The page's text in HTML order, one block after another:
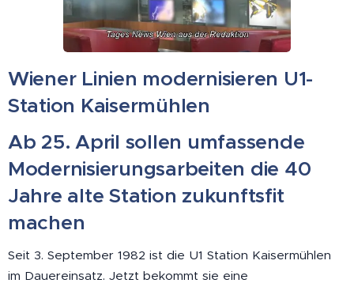
Wiener Linien modernisieren U1-
Station Kaisermühlen
Ab 25. April sollen umfassende
Modernisierungsarbeiten die 40
Jahre alte Station zukunftsfit
machen
Seit 3. September 1982 ist die U1 Station Kaisermühlen
im Dauereinsatz. Jetzt bekommt sie eine